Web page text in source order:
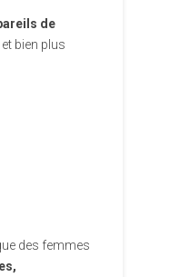
de
et bien plus
des femmes